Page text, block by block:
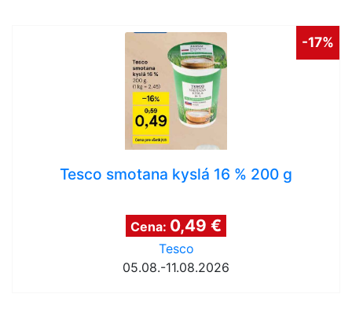
-17%
Tesco smotana kyslá 16 % 200 g
Cena: 0,49 €
Tesco
05.08.-11.08.2026